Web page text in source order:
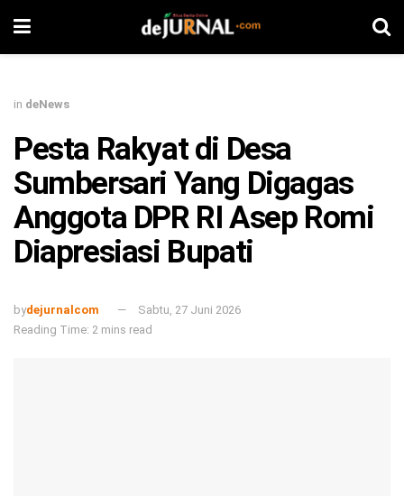
in deNews
Pesta Rakyat di Desa
Sumbersari Yang Digagas
Anggota DPR RI Asep Romi
Diapresiasi Bupati
bydejurnalcom
Sabtu, 27 Juni 2026
Reading Time: 2 mins read